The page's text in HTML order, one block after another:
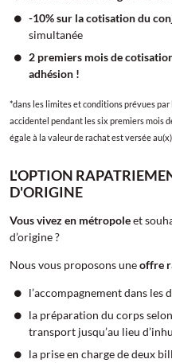
-10% sur la cotisation du
simultanée
2 premiers mois de
adhésion !
*dans les limites et conditions prévues
accidentel pendant les six premiers mois
égale à la valeur de rachat est versée
L'OPTION
D'ORIGINE
Vous vivez en métropoleet
d’origine ?
Nous vous proposons uneoffre
l’accompagnement dans
la préparation du corps
transport jusqu’au lieu
la prise en charge de deux